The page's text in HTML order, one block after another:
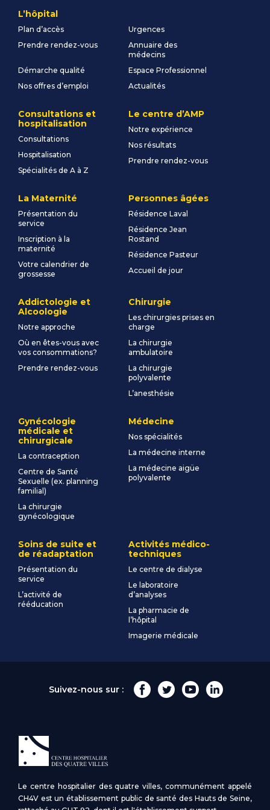
L’hôpital
Plan d’accès
Urgences
Prendre rendez-vous
Annuaire des
médecins
Démarche qualité
Espace Professionnel
Nos offres d’emploi
Actualités
Consultations et
hospitalisation
Consultations
Hospitalisation
Spécialités de A à Z
Le centre d’AMP
Notre expérience
Nos résultats
Prendre rendez-vous
La Maternité
Présentation du
service
Inscription à la
maternité
Votre calendrier de
grossesse
Personnes âgées
Résidence Laval
Résidence Jean
Rostand
Résidence Pasteur
Accueil de jour
Addictologie et
Alcoologie
Notre approche
Où en êtes-vous avec
vos consommations?
Prendre rendez-vous
Chirurgie
Les chirurgies prises en
charge
La chirurgie
ambulatoire
La chirurgie
polyvalente
L’anesthésie
Gynécologie
médicale et
chirurgicale
La contraception
Centre de Santé
Sexuelle (ex. planning
familial)
La chirurgie
gynécologique
Médecine
Nos spécialités
La médecine interne
La médecine aigüe
polyvalente
Soins de suite et
de réadaptation
Présentation du
service
L’activité de
rééducation
Activités médico-
techniques
Le centre de dialyse
Le laboratoire
d’analyses
La pharmacie de
l’hôpital
Imagerie médicale
Suivez-nous sur :
Le centre hospitalier des quatre villes, communément appelé
CH4V est un établissement public de santé des Hauts de Seine,